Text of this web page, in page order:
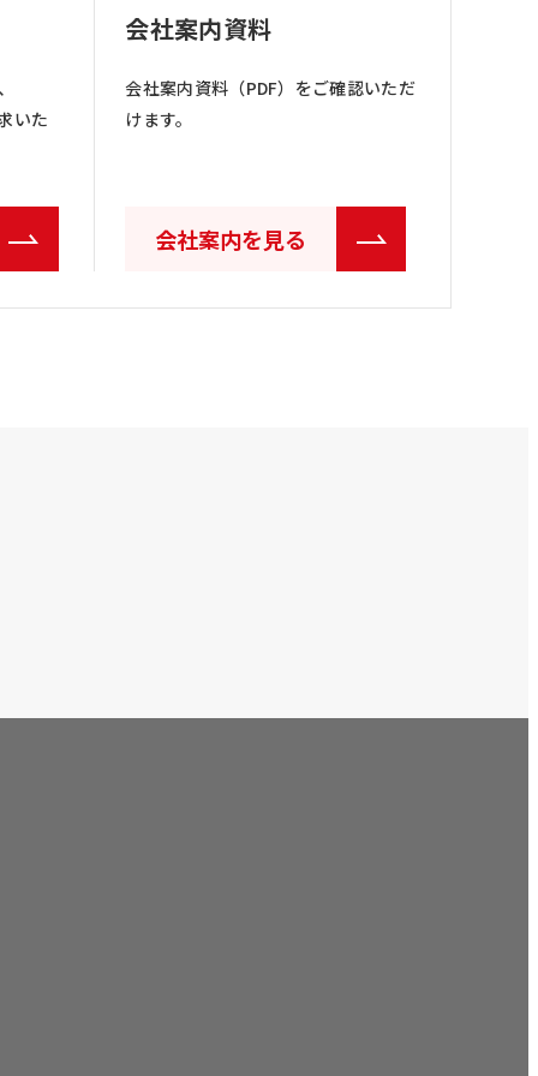
いた
会社案内資料
会社案内資料（PDF）をご確認いただ
けます。
会社案内を見る